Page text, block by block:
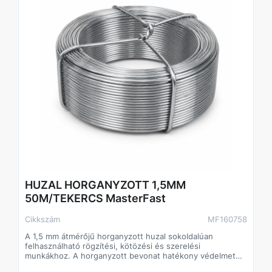
HUZAL HORGANYZOTT 1,5MM
50M/TEKERCS MasterFast
Cikkszám
MF160758
A 1,5 mm átmérőjű horganyzott huzal sokoldalúan
felhasználható rögzítési, kötözési és szerelési
munkákhoz. A horganyzott bevonat hatékony védelmet